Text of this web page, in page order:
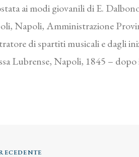
ai modi giovanili di E.
Napoli, Amministrazione
di spartiti musicali e dagli
Lubrense, Napoli, 1845 –